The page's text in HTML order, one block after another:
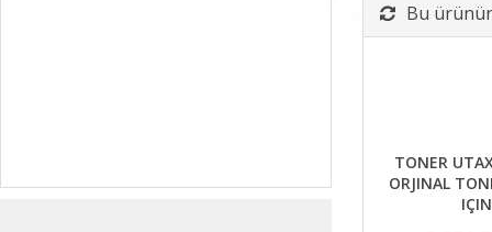
Bu
TONER
ORJINAL
IÇIN